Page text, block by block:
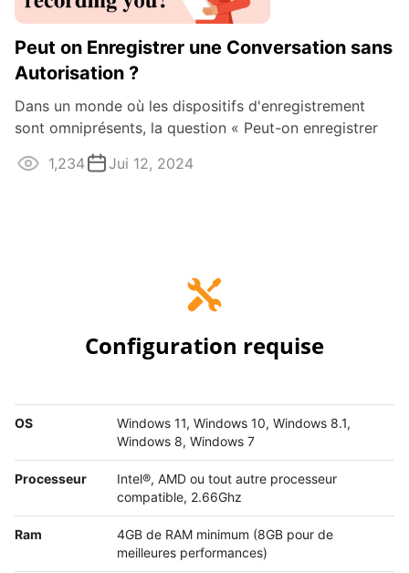
Peut on Enregistrer une Conversation sans
Autorisation ?
Dans un monde où les dispositifs d'enregistrement
sont omniprésents, la question « Peut-on enregistrer
une conversation sans sa ...
1,234 Jui 12, 2024
Configuration requise
OS
Windows 11, Windows 10, Windows 8.1,
Windows 8, Windows 7
Processeur
Intel®, AMD ou tout autre processeur
compatible, 2.66Ghz
Ram
4GB de RAM minimum (8GB pour de
meilleures performances)